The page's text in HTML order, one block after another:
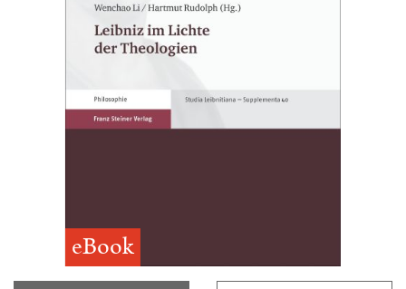
eBook